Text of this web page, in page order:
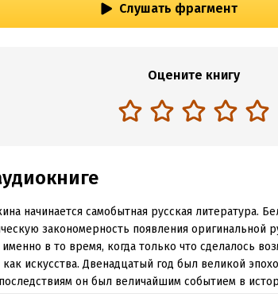
Слушать фрагмент
Оцените книгу
начинается самобытная русская литература.
закономерность появления оригинальной
именно в то время, когда только что сделалось
как искусства. Двенадцатый год был великой
он был величайшим событием в